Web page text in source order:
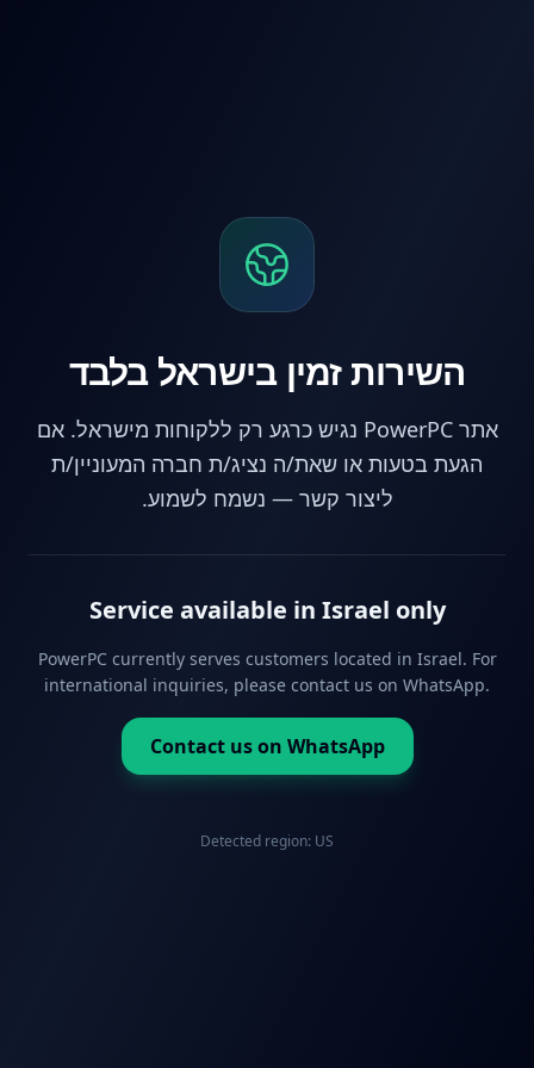
השירות זמין בישראל בלבד
אתר PowerPC נגיש כרגע רק ללקוחות מישראל. אם
הגעת בטעות או שאת/ה נציג/ת חברה המעוניין/ת
ליצור קשר — נשמח לשמוע.
Service available in Israel only
PowerPC currently serves customers located in Israel. For
international inquiries, please contact us on WhatsApp.
Contact us on WhatsApp
Detected region: US